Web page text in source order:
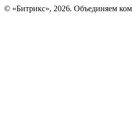
© «Битрикс», 2026. Объединяем